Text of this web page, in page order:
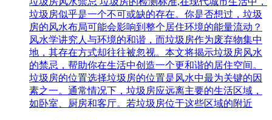
垃圾房似乎是一个不可或缺的存在。你是否想过，垃圾
房的风水布局可能会影响到整个居住环境的能量流动？
风水学讲究人与环境的和谐，而垃圾房作为废弃物集中
地，其存在方式却往往被忽视。本文将揭示垃圾房风水
的禁忌，帮助你在生活中创造一个更和谐的居住空间。
垃圾房的位置选择垃圾房的位置是风水中最为关键的因
素之一。通常情况下，垃圾房应远离主要的生活区域，
如卧室、厨房和客厅。若垃圾房位于这些区域的附近